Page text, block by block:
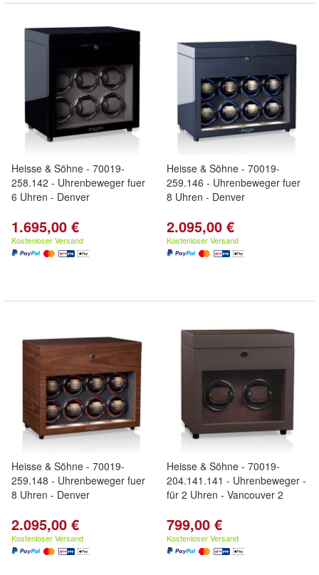
Heisse & Söhne - 70019-
258.142 - Uhrenbeweger fuer
6 Uhren - Denver
1.695,00 €
Kostenloser Versand
Heisse & Söhne - 70019-
259.146 - Uhrenbeweger fuer
8 Uhren - Denver
2.095,00 €
Kostenloser Versand
Heisse & Söhne - 70019-
259.148 - Uhrenbeweger fuer
8 Uhren - Denver
2.095,00 €
Kostenloser Versand
Heisse & Söhne - 70019-
204.141.141 - Uhrenbeweger -
für 2 Uhren - Vancouver 2
799,00 €
Kostenloser Versand